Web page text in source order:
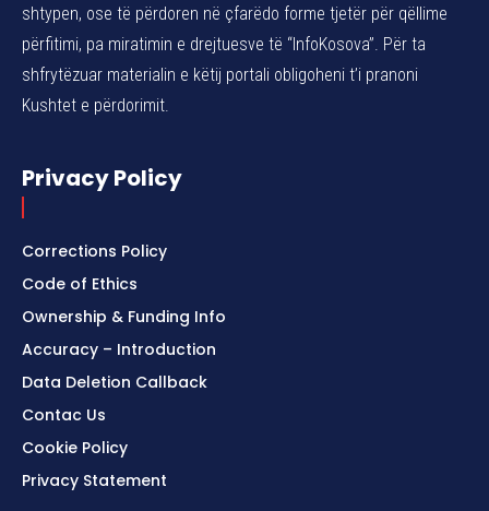
shtypen, ose të përdoren në çfarëdo forme tjetër për qëllime
përfitimi, pa miratimin e drejtuesve të “InfoKosova”. Për ta
shfrytëzuar materialin e këtij portali obligoheni t’i pranoni
Kushtet e përdorimit.
Privacy Policy
Corrections Policy
Code of Ethics
Ownership & Funding Info
Accuracy – Introduction
Data Deletion Callback
Contac Us
Cookie Policy
Privacy Statement